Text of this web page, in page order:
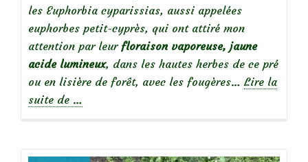
les Euphorbia cyparissias, aussi appelées
euphorbes petit-cyprès, qui ont attiré mon
attention par leur floraison vaporeuse, jaune
acide lumineux, dans les hautes herbes de ce pré
ou en lisière de forêt, avec les fougères… Lire la
suite de …